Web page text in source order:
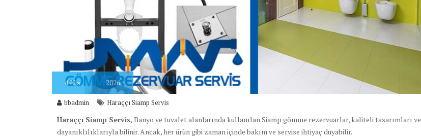
4Nis 2026
bbadmin Haraççı Siamp Servis
Haraççı Siamp Servis, Banyo ve tuvalet alanlarında kullanılan Siamp gömme rezervuarlar, kaliteli tasarımları ve
dayanıklılıklarıyla bilinir. Ancak, her ürün gibi zaman içinde bakım ve servise ihtiyaç duyabilir.